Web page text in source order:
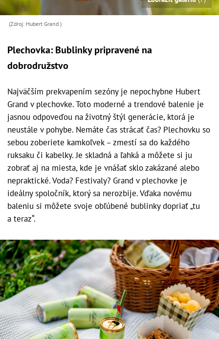
(Zdroj: Hubert Grand )
Plechovka: Bublinky pripravené na
dobrodružstvo
Najväčším prekvapením sezóny je nepochybne Hubert
Grand v plechovke. Toto moderné a trendové balenie je
jasnou odpoveďou na životný štýl generácie, ktorá je
neustále v pohybe. Nemáte čas strácať čas? Plechovku so
sebou zoberiete kamkoľvek – zmestí sa do každého
ruksaku či kabelky. Je skladná a ľahká a môžete si ju
zobrať aj na miesta, kde je vnášať sklo zakázané alebo
nepraktické. Voda? Festivaly? Grand v plechovke je
ideálny spoločník, ktorý sa nerozbije. Vďaka novému
baleniu si môžete svoje obľúbené bublinky dopriať „tu
a teraz“.